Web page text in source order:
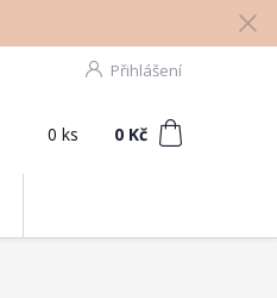
Přihlášení
0 ks 0 Kč